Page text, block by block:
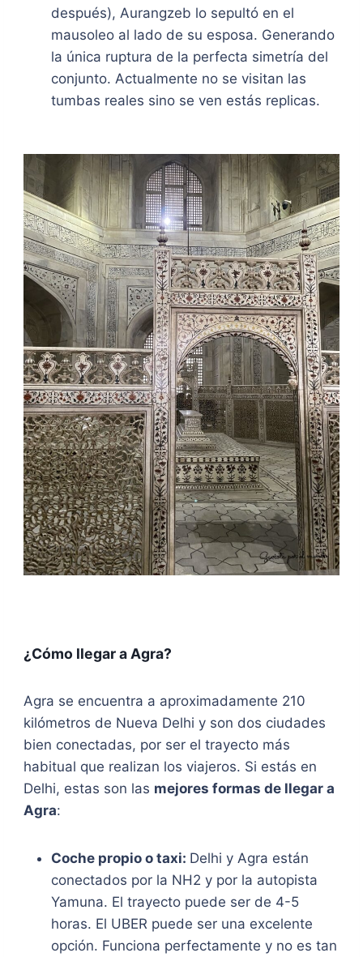
después), Aurangzeb lo sepultó en el
mausoleo al lado de su esposa. Generando
la única ruptura de la perfecta simetría del
conjunto. Actualmente no se visitan las
tumbas reales sino se ven estás replicas.
¿Cómo llegar a Agra?
Agra se encuentra a aproximadamente 210
kilómetros de Nueva Delhi y son dos ciudades
bien conectadas, por ser el trayecto más
habitual que realizan los viajeros. Si estás en
Delhi, estas son las mejores formas de llegar a
Agra:
Coche propio o taxi: Delhi y Agra están
conectados por la NH2 y por la autopista
Yamuna. El trayecto puede ser de 4-5
horas. El UBER puede ser una excelente
opción. Funciona perfectamente y no es tan